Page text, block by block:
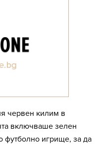
червен килим в
включваше зелен
футболно игрище, за да